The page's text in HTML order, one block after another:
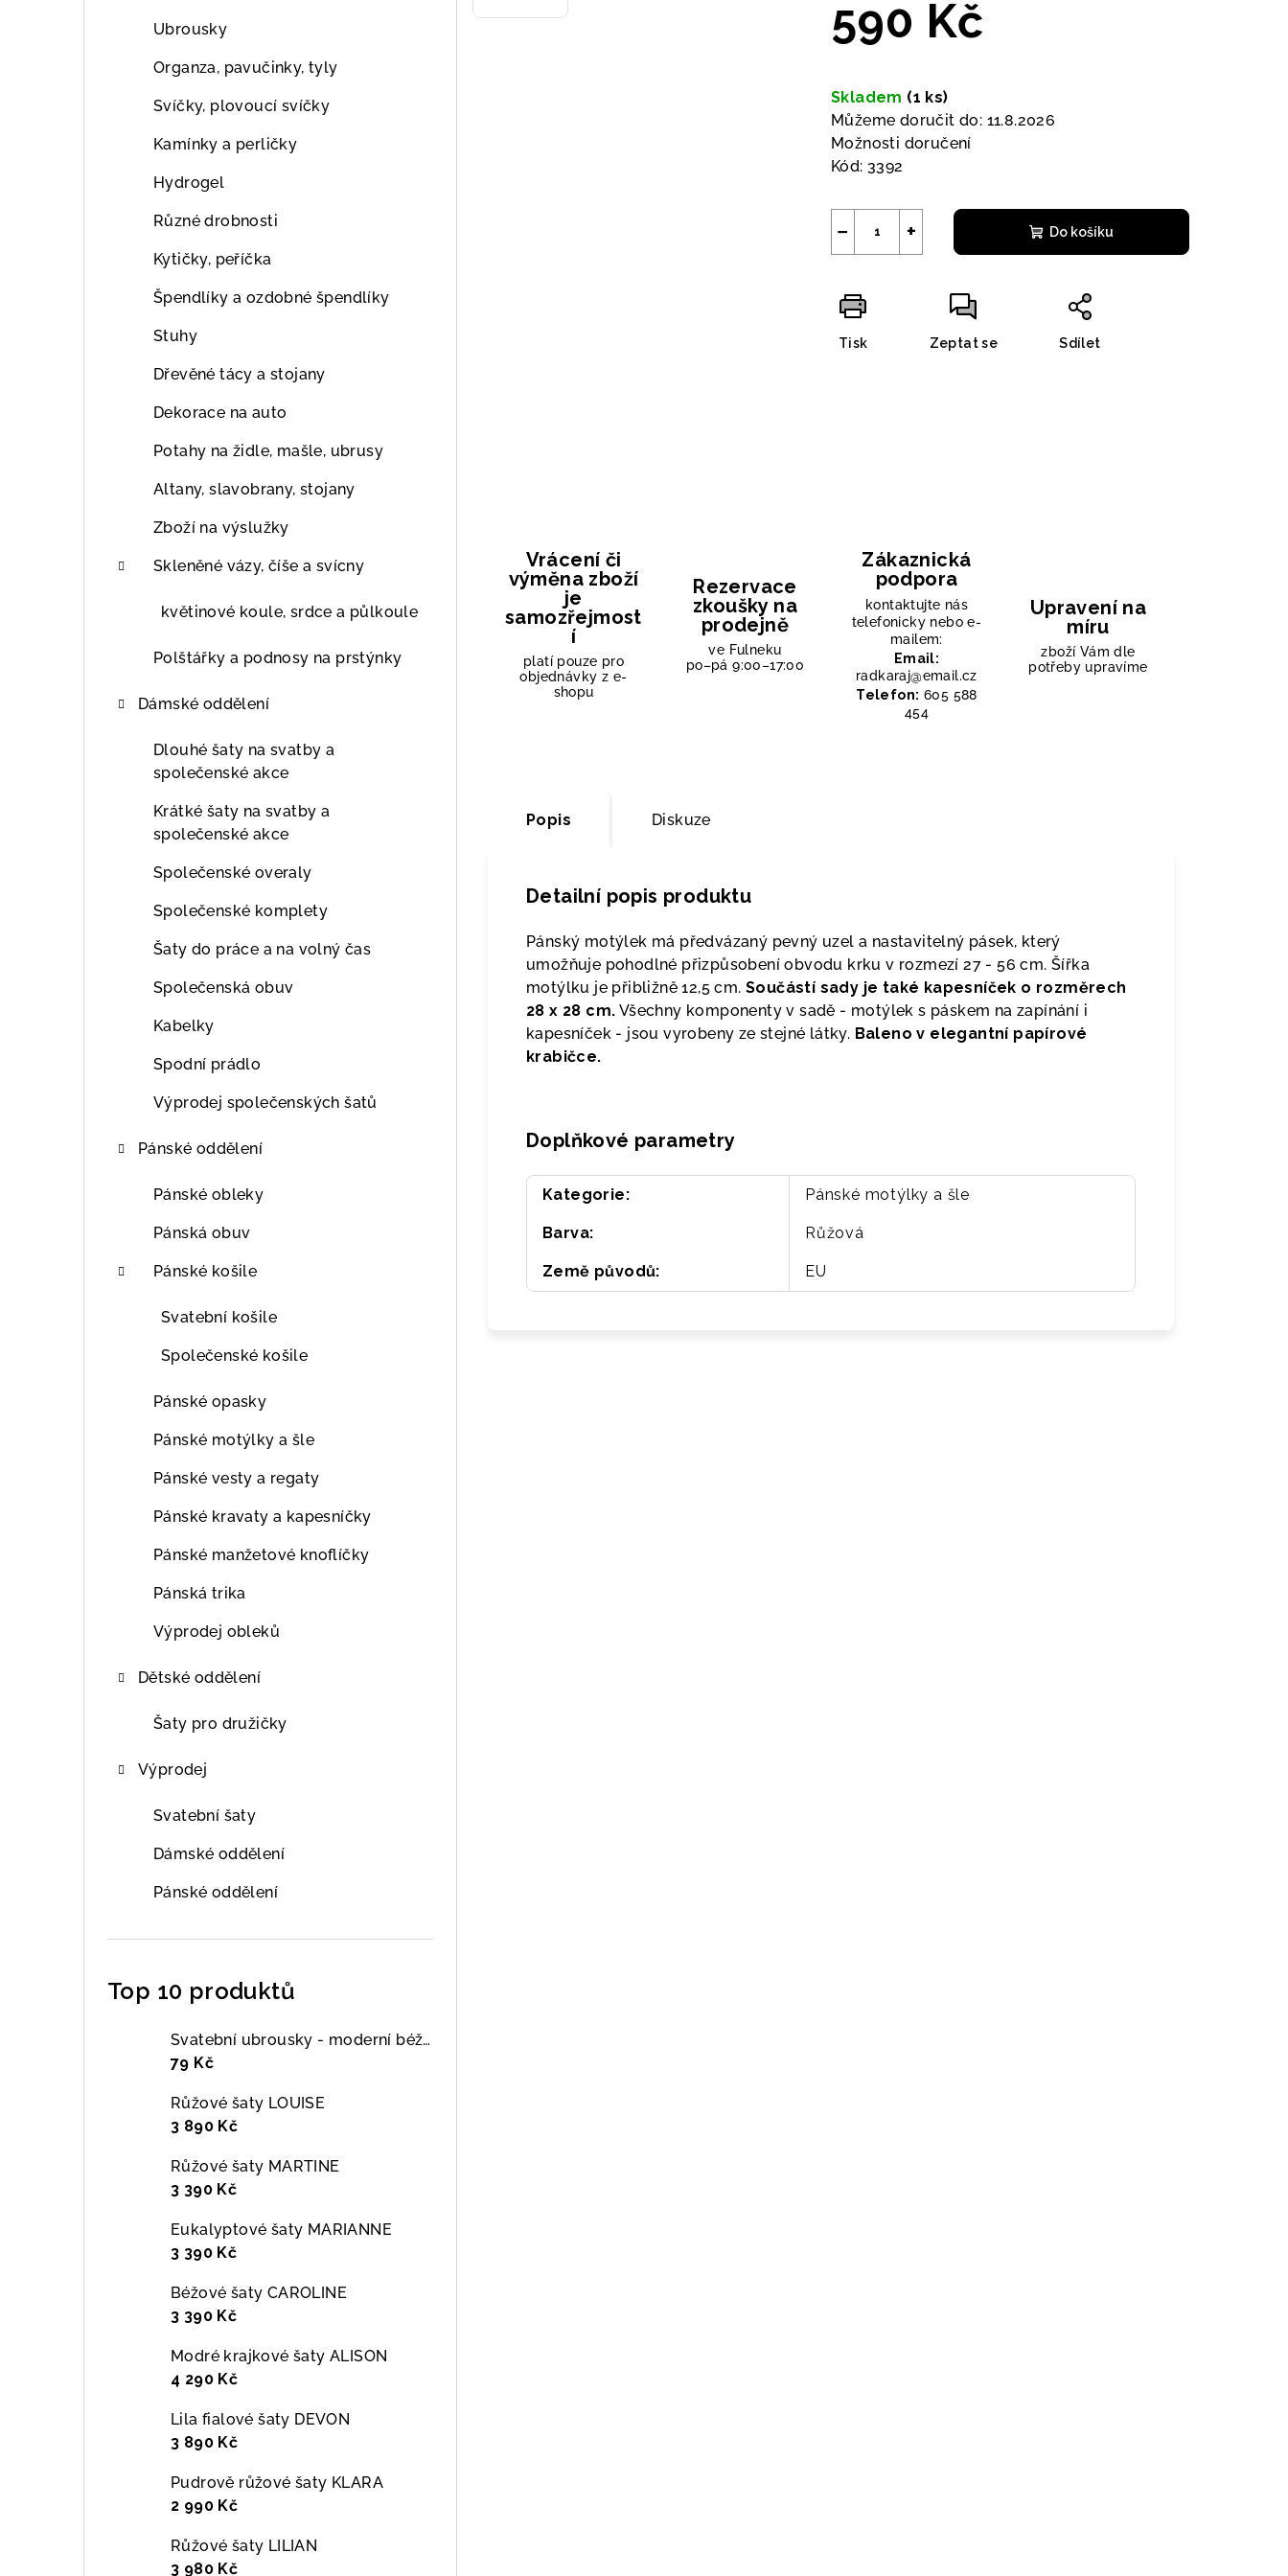
Ubrousky
Organza, pavučinky, tyly
Svíčky, plovoucí svíčky
Kamínky a perličky
Hydrogel
Různé drobnosti
Kytičky, peříčka
Špendlíky a ozdobné špendlíky
Stuhy
Dřevěné tácy a stojany
Dekorace na auto
Potahy na židle, mašle, ubrusy
Altany, slavobrany, stojany
Zboží na výslužky
Skleněné vázy, číše a svícny
květinové koule, srdce a půlkoule
Polštářky a podnosy na prstýnky
Dámské oddělení
Dlouhé šaty na svatby a
společenské akce
Krátké šaty na svatby a
společenské akce
Společenské overaly
Společenské komplety
Šaty do práce a na volný čas
Společenská obuv
Kabelky
Spodní prádlo
Výprodej společenských šatů
Pánské oddělení
Pánské obleky
Pánská obuv
Pánské košile
Svatební košile
Společenské košile
Pánské opasky
Pánské motýlky a šle
Pánské vesty a regaty
Pánské kravaty a kapesníčky
Pánské manžetové knoflíčky
Pánská trika
Výprodej obleků
Dětské oddělení
Šaty pro družičky
Výprodej
Svatební šaty
Dámské oddělení
Pánské oddělení
Top 10 produktů
Svatební ubrousky - moderní béžová inspirace
79 Kč
Růžové šaty LOUISE
3 890 Kč
Růžové šaty MARTINE
3 390 Kč
Eukalyptové šaty MARIANNE
3 390 Kč
Béžové šaty CAROLINE
3 390 Kč
Modré krajkové šaty ALISON
4 290 Kč
Lila fialové šaty DEVON
3 890 Kč
Pudrově růžové šaty KLARA
2 990 Kč
Růžové šaty LILIAN
3 980 Kč
590 Kč
cena:
Skladem (1 ks)
Můžeme doručit do: 11.8.2026
Možnosti doručení
Kód: 3392
+
− Do košíku
Tisk Zeptat se Sdílet
Vrácení či
výměna zboží
je
samozřejmost
í
platí pouze pro
objednávky z e-
shopu
Rezervace
zkoušky na
prodejně
ve Fulneku
po–pá 9:00–17:00
Zákaznická
podpora
kontaktujte nás
telefonicky nebo e-
mailem:
Email:
radkaraj@email.cz
Telefon: 605 588
454
Upravení na
míru
zboží Vám dle
potřeby upravíme
Popis Diskuze
Detailní popis produktu
Pánský motýlek má předvázaný pevný uzel a nastavitelný pásek, který
umožňuje pohodlné přizpůsobení obvodu krku v rozmezí 27 - 56 cm. Šířka
motýlku je přibližně 12,5 cm. Součástí sady je také kapesníček o rozměrech
28 x 28 cm. Všechny komponenty v sadě - motýlek s páskem na zapínání i
kapesníček - jsou vyrobeny ze stejné látky. Baleno v elegantní papírové
krabičce.
Doplňkové parametry
Kategorie: Pánské motýlky a šle
Barva: Růžová
Země původů: EU